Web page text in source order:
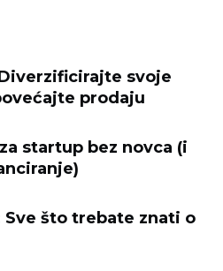
svoje
prodaju
startup bez novca (i
Sve što trebate znati o